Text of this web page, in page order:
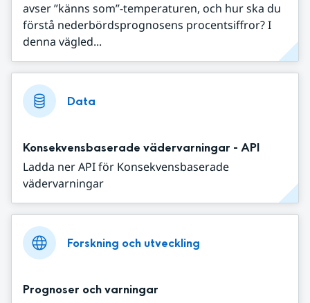
avser ”känns som”-temperaturen, och hur ska du
förstå nederbördsprognosens procentsiffror? I
denna vägled...
Data
Konsekvensbaserade vädervarningar - API
Ladda ner API för Konsekvensbaserade
vädervarningar
Forskning och utveckling
Prognoser och varningar